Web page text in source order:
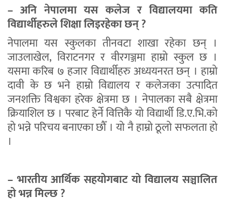
– अनि नेपालमा यस कलेज र विद्यालयमा कति
विद्यार्थीहरुले शिक्षा लिइरहेका छन् ?
नेपालमा यस स्कुलका तीनवटा शाखा रहेका छन् ।
जाउलाखेल, विराटनगर र वीरगञ्जमा हाम्रो स्कुल छ ।
यसमा करिब ७ हजार विद्यार्थीहरु अध्ययनरत छन् । हाम्रो
दावी के छ भने हाम्रो विद्यालय र कलेजका उत्पादित
जनशक्ति विश्वका हरेक क्षेत्रमा छ । नेपालका सबै क्षेत्रमा
क्रियाशिल छ । परबाट हेर्ने वित्तिकै यो विद्यार्थी डि.ए.भि.को
हो भन्ने परिचय बनाएका छौँ । यो नै हाम्रो ठूलो सफलता हो
।
– भारतीय आर्थिक सहयोगबाट यो विद्यालय सञ्चालित
हो भन्न मिल्छ ?